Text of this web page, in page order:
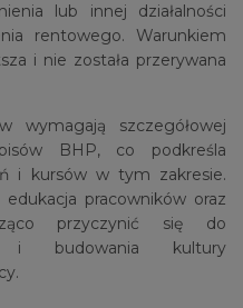
lub innej działalności
rentowego. Warunkiem
i nie została przerywana
wymagają szczegółowej
BHP, co podkreśla
i kursów w tym zakresie.
pracowników oraz
przyczynić się do
i budowania kultury